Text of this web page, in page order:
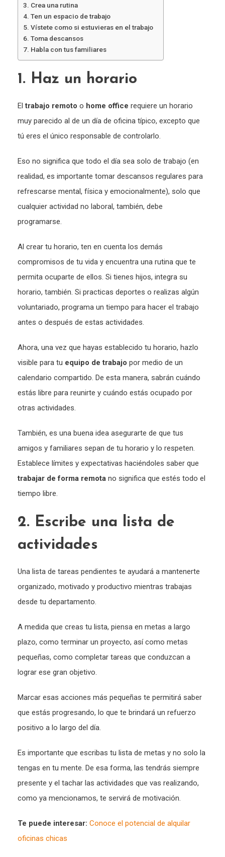
3. Crea una rutina
4. Ten un espacio de trabajo
5. Vístete como si estuvieras en el trabajo
6. Toma descansos
7. Habla con tus familiares
1. Haz un horario
Eltrabajo remoto o home office requiere un horario
muy parecido al de un día de oficina típico, excepto que
tú eres el único responsable de controlarlo.
Eso no significa que todo el día sea solo de trabajo (en
realidad, es importante tomar descansos regulares para
refrescarse mental, física y emocionalmente), solo que
cualquier actividad no laboral, también, debe
programarse.
Al crear tu horario, ten en cuenta los demás
compromisos de tu vida y encuentra una rutina que te
permita ocuparte de ellos. Si tienes hijos, integra su
horario, también. Si practicas deportes o realizas algún
voluntariado, programa un tiempo para hacer el trabajo
antes o después de estas actividades.
Ahora, una vez que hayas establecido tu horario, hazlo
visible para tu equipo de trabajo por medio de un
calendario compartido. De esta manera, sabrán cuándo
estás libre para reunirte y cuándo estás ocupado por
otras actividades.
También, es una buena idea asegurarte de que tus
amigos y familiares sepan de tu horario y lo respeten.
Establece límites y expectativas haciéndoles saber que
trabajar de forma remota no significa que estés todo el
tiempo libre.
2. Escribe una lista de
actividades
Una lista de tareas pendientes te ayudará a mantenerte
organizado, motivado y productivo mientras trabajas
desde tu departamento.
A medida que creas tu lista, piensa en metas a largo
plazo, como terminar un proyecto, así como metas
pequeñas, como completar tareas que conduzcan a
lograr ese gran objetivo.
Marcar esas acciones más pequeñas te permitirá saber
que estás progresando, lo que te brindará un refuerzo
positivo a lo largo del día.
Es importante que escribas tu lista de metas y no solo la
tengas en tu mente. De esa forma, las tendrás siempre
presente y el tachar las actividades que vas realizando,
como ya mencionamos, te servirá de motivación.
Te puede interesar: Conoce el potencial de alquilar
oficinas chicas